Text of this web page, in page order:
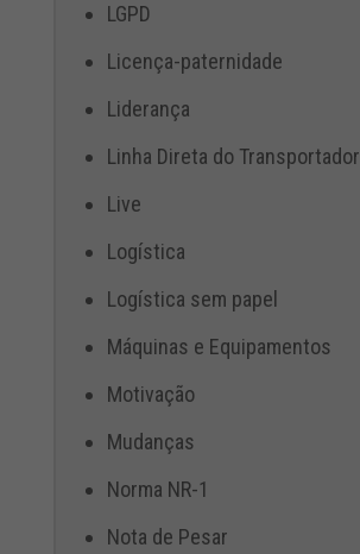
LGPD
Licença-paternidade
Liderança
Linha Direta do Transportador
Live
Logística
Logística sem papel
Máquinas e Equipamentos
Motivação
Mudanças
Norma NR-1
Nota de Pesar